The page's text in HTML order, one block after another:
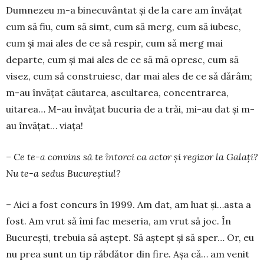
Dumnezeu m-a binecuvântat și de la care am învățat
cum să fiu, cum să simt, cum să merg, cum să iubesc,
cum și mai ales de ce să respir, cum să merg mai
departe, cum și mai ales de ce să mă opresc, cum să
visez, cum să construiesc, dar mai ales de ce să dărâm;
m-au învățat căutarea, ascultarea, concentrarea,
uitarea… M-au învățat bucuria de a trăi, mi-au dat și m-
au învățat… viața!
– Ce te-a convins să te întorci ca actor și regizor la Galați?
Nu te-a sedus Bucureștiul?
– Aici a fost concurs în 1999. Am dat, am luat și…asta a
fost. Am vrut să îmi fac meseria, am vrut să joc. În
București, trebuia să aștept. Să aștept și să sper… Or, eu
nu prea sunt un tip răbdător din fire. Așa că… am venit